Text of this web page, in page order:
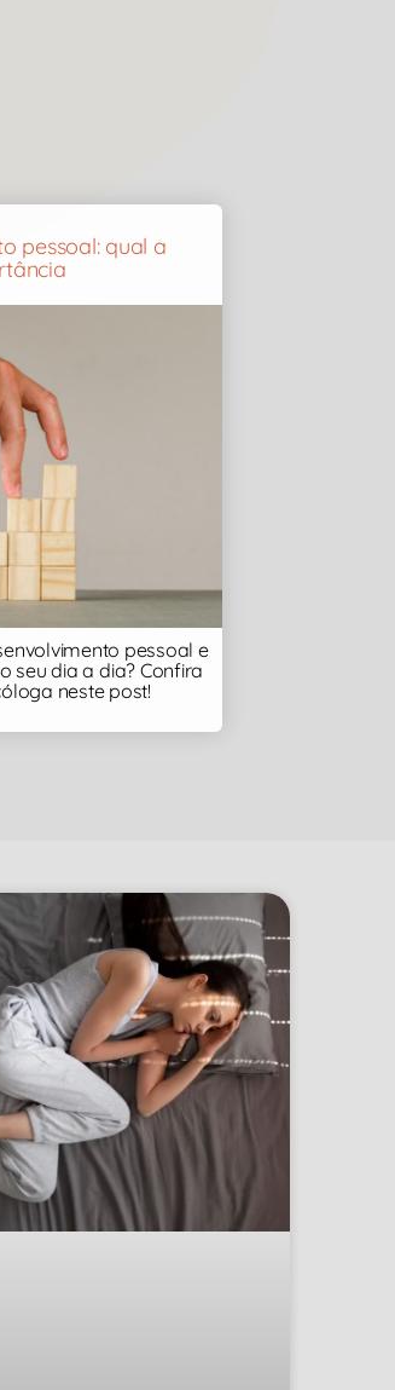
pessoal: qual a
pessoal e
seu dia a dia? Confira
neste post!